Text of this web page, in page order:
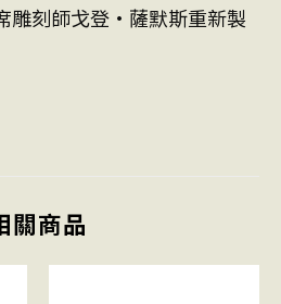
雕刻師戈登·薩默斯重新製
關商品